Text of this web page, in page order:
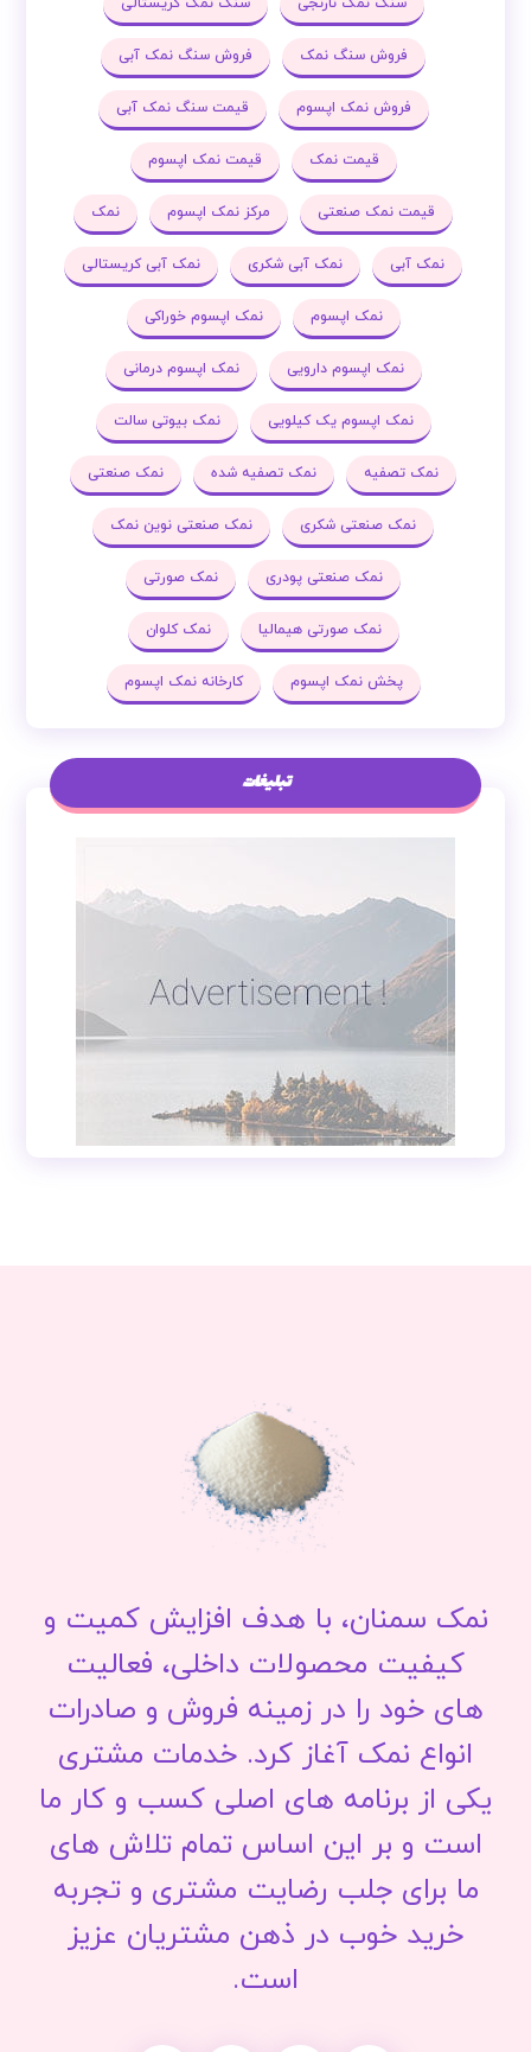
سنگ نمک نارنجی سنگ نمک کریستالی
فروش سنگ نمک فروش سنگ نمک آبی
فروش نمک اپسوم قیمت سنگ نمک آبی
قیمت نمک قیمت نمک اپسوم
قیمت نمک صنعتی مرکز نمک اپسوم نمک
نمک آبی نمک آبی شکری نمک آبی کریستالی
نمک اپسوم نمک اپسوم خوراکی
نمک اپسوم دارویی نمک اپسوم درمانی
نمک اپسوم یک کیلویی نمک بیوتی سالت
نمک تصفیه نمک تصفیه شده نمک صنعتی
نمک صنعتی شکری نمک صنعتی نوین نمک
نمک صنعتی پودری نمک صورتی
نمک صورتی هیمالیا نمک کلوان
پخش نمک اپسوم کارخانه نمک اپسوم
تبلیغات
نمک سمنان، با هدف افزایش کمیت و
کیفیت محصولات داخلی، فعالیت
های خود را در زمینه فروش و صادرات
انواع نمک آغاز کرد. خدمات مشتری
یکی از برنامه های اصلی کسب و کار ما
است و بر این اساس تمام تلاش های
ما برای جلب رضایت مشتری و تجربه
خرید خوب در ذهن مشتریان عزیز
است.